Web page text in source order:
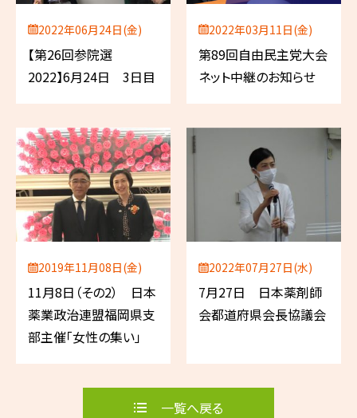
2022年06月24日(金)
【第26回参院選
2022】6月24日 3日目
2022年03月11日(金)
第89回自由民主党大会
ネット中継のお知らせ
2019年11月08日(金)
11月8日（その2） 日本
薬業政治連盟福岡県支
部主催「女性の集い」
2022年07月27日(水)
7月27日 日本薬剤師
会都道府県会長協議会
一覧へ戻る